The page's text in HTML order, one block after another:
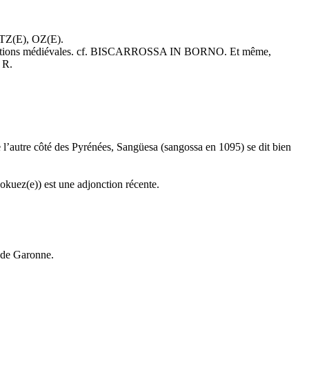
OZ(E).
médiévales. cf. BISCARROSSA IN BORNO. Et même,
côté des Pyrénées, Sangüesa (sangossa en 1095) se dit bien
est une adjonction récente.
Garonne.